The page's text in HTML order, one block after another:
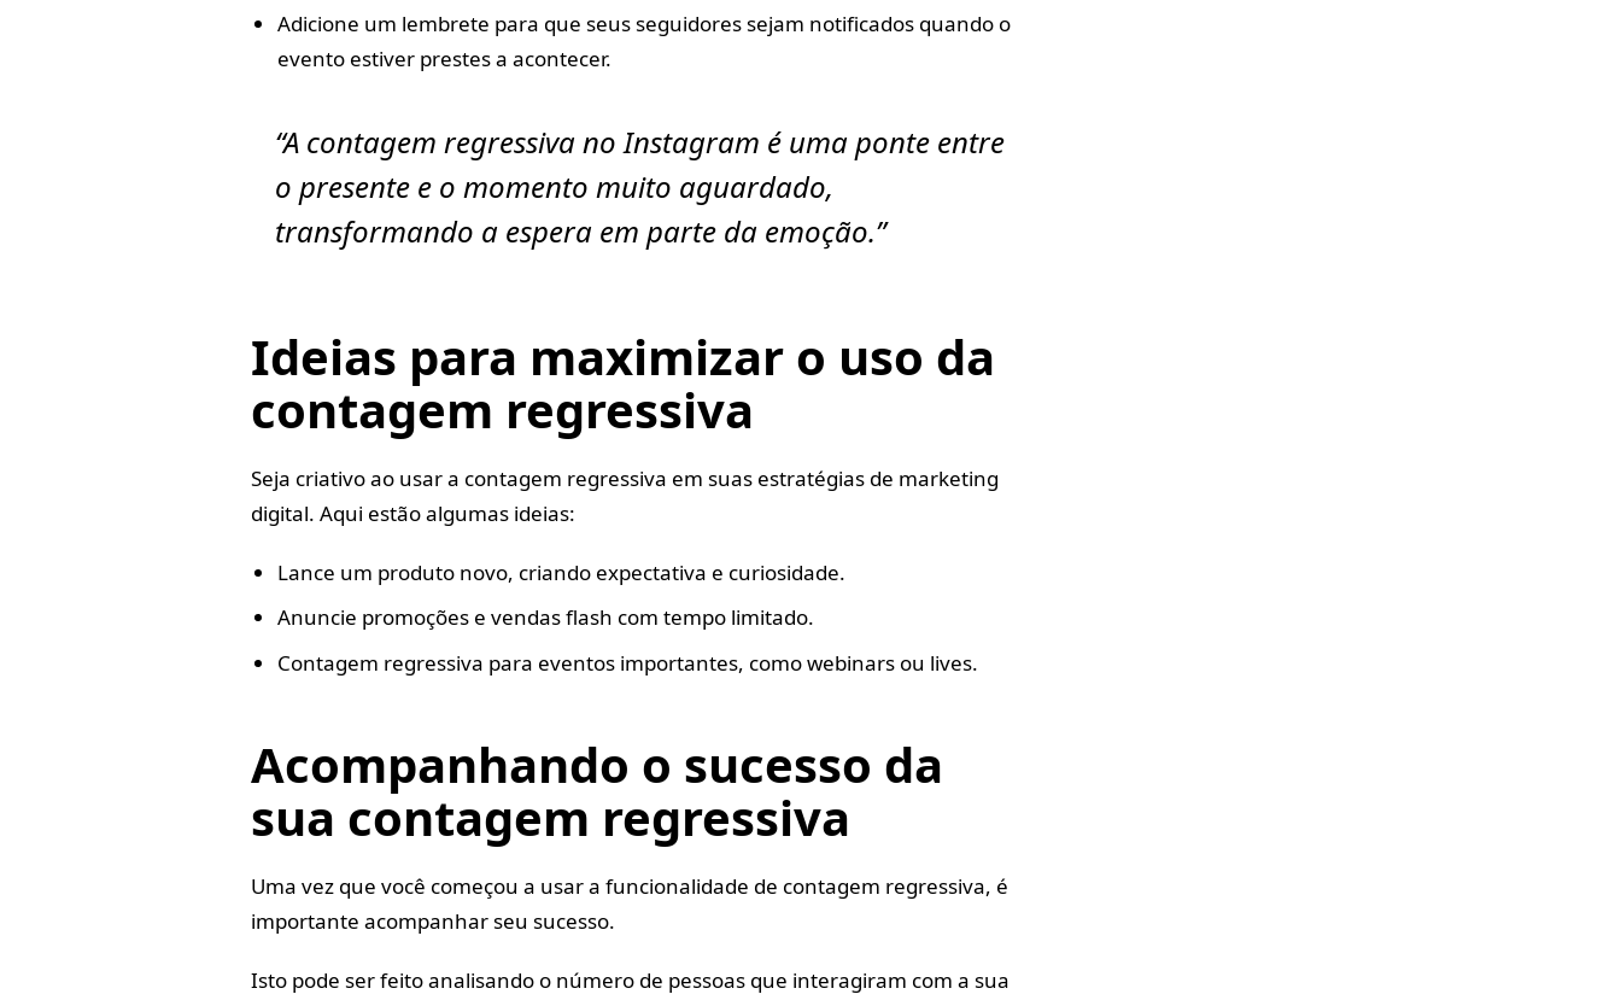
Adicione um lembrete para que seus seguidores sejam notificados quando o
evento estiver prestes a acontecer.
“A contagem regressiva no Instagram é uma ponte entre
o presente e o momento muito aguardado,
transformando a espera em parte da emoção.”
Ideias para maximizar o uso da
contagem regressiva
Seja criativo ao usar a contagem regressiva em suas estratégias de marketing
digital. Aqui estão algumas ideias:
Lance um produto novo, criando expectativa e curiosidade.
Anuncie promoções e vendas flash com tempo limitado.
Contagem regressiva para eventos importantes, como webinars ou lives.
Acompanhando o sucesso da
sua contagem regressiva
Uma vez que você começou a usar a funcionalidade de contagem regressiva, é
importante acompanhar seu sucesso.
Isto pode ser feito analisando o número de pessoas que interagiram com a sua